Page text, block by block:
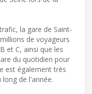
la gare de Saint-
de voyageurs
et C, ainsi que les
du quotidien pour
est également très
de l'année.